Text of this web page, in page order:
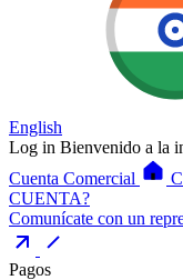
English
Log in Bienvenido a la
Cuenta Comercial
CUENTA?
Comunícate con un
Pagos